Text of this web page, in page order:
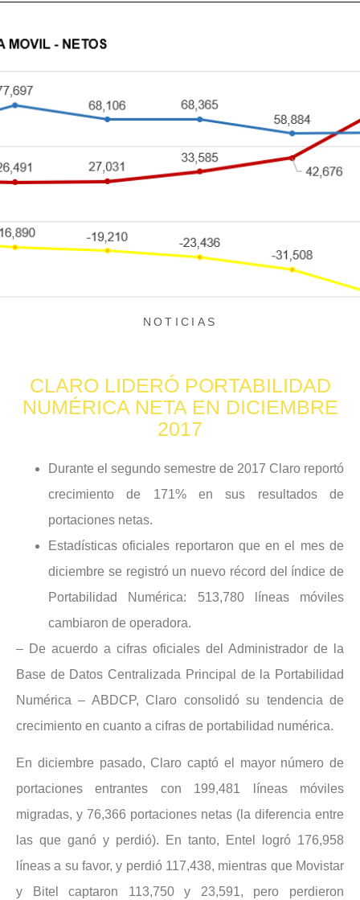
NOTICIAS
CLARO LIDERÓ PORTABILIDAD
NUMÉRICA NETA EN DICIEMBRE
2017
Durante el segundo semestre de 2017 Claro reportó
crecimiento de 171% en sus resultados de
portaciones netas.
Estadísticas oficiales reportaron que en el mes de
diciembre se registró un nuevo récord del índice de
Portabilidad Numérica: 513,780 líneas móviles
cambiaron de operadora.
– De acuerdo a cifras oficiales del Administrador de la
Base de Datos Centralizada Principal de la Portabilidad
Numérica – ABDCP, Claro consolidó su tendencia de
crecimiento en cuanto a cifras de portabilidad numérica.
En diciembre pasado, Claro captó el mayor número de
portaciones entrantes con 199,481 líneas móviles
migradas, y 76,366 portaciones netas (la diferencia entre
las que ganó y perdió). En tanto, Entel logró 176,958
líneas a su favor, y perdió 117,438, mientras que Movistar
y Bitel captaron 113,750 y 23,591, pero perdieron